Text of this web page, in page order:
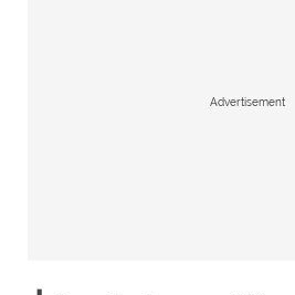
Advertisement